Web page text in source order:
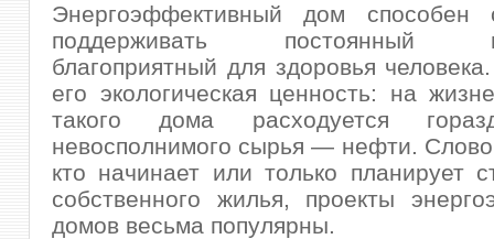
Энергоэффективный дом способен
поддерживать постоянный
благоприятный для здоровья
его экологическая ценность: на
такого дома расходуется
невосполнимого сырья — нефти.
кто начинает или только планирует
собственного жилья, проекты
домов весьма популярны.